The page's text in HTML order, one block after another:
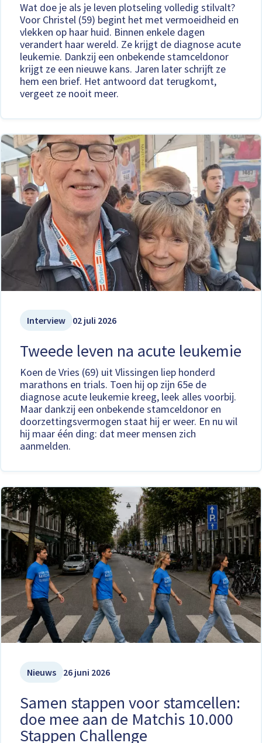
Wat doe je als je leven plotseling volledig stilvalt?
Voor Christel (59) begint het met vermoeidheid en
vlekken op haar huid. Binnen enkele dagen
verandert haar wereld. Ze krijgt de diagnose acute
leukemie. Dankzij een onbekende stamceldonor
krijgt ze een nieuwe kans. Jaren later schrijft ze
hem een brief. Het antwoord dat terugkomt,
vergeet ze nooit meer.
Interview 02 juli 2026
Tweede leven na acute leukemie
Koen de Vries (69) uit Vlissingen liep honderd
marathons en trials. Toen hij op zijn 65e de
diagnose acute leukemie kreeg, leek alles voorbij.
Maar dankzij een onbekende stamceldonor en
doorzettingsvermogen staat hij er weer. En nu wil
hij maar één ding: dat meer mensen zich
aanmelden.
Nieuws 26 juni 2026
Samen stappen voor stamcellen:
doe mee aan de Matchis 10.000
Stappen Challenge